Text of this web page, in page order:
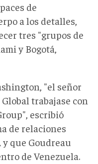
de
a los detalles,
tres "grupos de
y Bogotá,
"el señor
trabajase con
escribió
de relaciones
que Goudreau
de Venezuela.